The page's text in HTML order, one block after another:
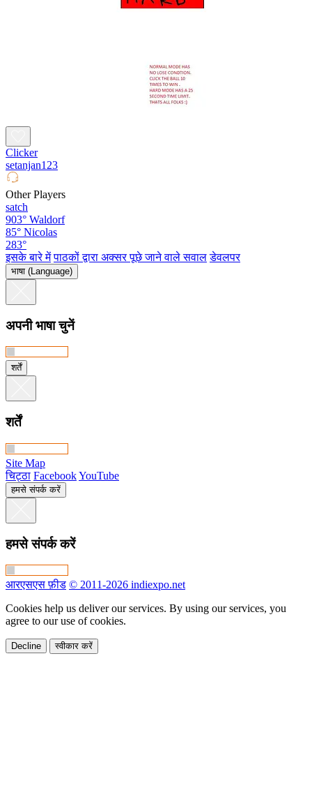
Clicker
setanjan123
Other Players
satch
903° Waldorf
85° Nicolas
283°
इसके बारे में पाठकों द्वारा अक्सर पूछे जाने वाले सवाल डेवलपर
भाषा (Language)
अपनी भाषा चुनें
शर्तें
शर्तें
Site Map
चिट्ठा FacebookYouTube
हमसे संपर्क करें
हमसे संपर्क करें
आरएसएस फ़ीड © 2011-2026 indiexpo.net
Cookies help us deliver our services. By using our services, you
agree to our use of cookies.
Decline स्वीकार करें